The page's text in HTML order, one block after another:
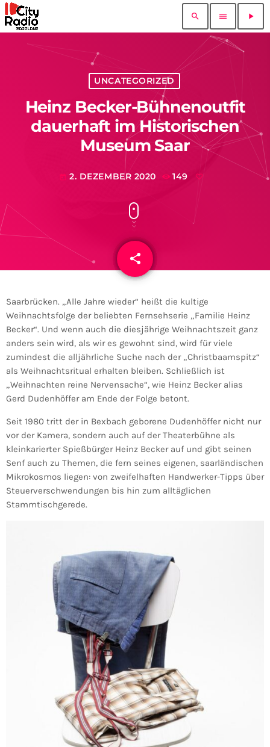
search menu play_arrow
UNCATEGORIZED
Heinz Becker-Bühnenoutfit
dauerhaft im Historischen
Museum Saar
today 2. DEZEMBER 2020 149
share
email
Saarbrücken. „Alle Jahre wieder“ heißt die kultige
Weihnachtsfolge der beliebten Fernsehserie „Familie Heinz
Becker“. Und wenn auch die diesjährige Weihnachtszeit ganz
anders sein wird, als wir es gewohnt sind, wird für viele
zumindest die alljährliche Suche nach der „Christbaamspitz“
als Weihnachtsritual erhalten bleiben. Schließlich ist
„Weihnachten reine Nervensache“, wie Heinz Becker alias
Gerd Dudenhöffer am Ende der Folge betont.
Seit 1980 tritt der in Bexbach geborene Dudenhöffer nicht nur
vor der Kamera, sondern auch auf der Theaterbühne als
kleinkarierter Spießbürger Heinz Becker auf und gibt seinen
Senf auch zu Themen, die fern seines eigenen, saarländischen
Mikrokosmos liegen: von zweifelhaften Handwerker-Tipps über
Steuerverschwendungen bis hin zum alltäglichen
Stammtischgerede.